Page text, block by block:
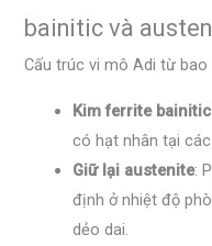
bainitic và
Cấu trúc vi mô Adi từ bao
Kim ferrite bainitic
có hạt nhân tại
Giữ lại austenite:
định ở nhiệt độ
dẻo dai.